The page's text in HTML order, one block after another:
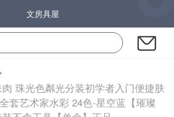
文房具屋
珠光色粼光分装初学者入门便捷肤
套艺术家水彩 24色-星空蓝【璀璨